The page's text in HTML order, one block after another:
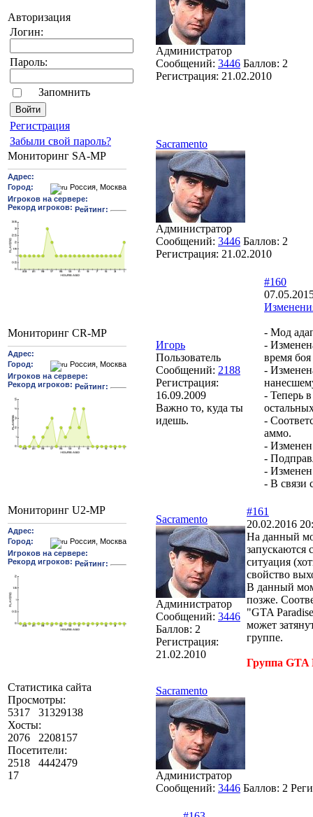
Авторизация
Логин:
Пароль:
Запомнить
Pегиcтрaция
Забыли свой пароль?
Мониторинг SA-MP
Мониторинг CR-MP
Мониторинг U2-MP
Статистика сайта
Просмотры:
5317
31329138
Хосты:
2076
2208157
Посетители:
2518
4442479
17
Администратор
Сообщений: 3446 Баллов: 2
Регистрация: 21.02.2010
Sacramento
Администратор
Сообщений: 3446 Баллов: 2
Регистрация: 21.02.2010
Игорь
Пользователь
Сообщений: 2188
Регистрация:
16.09.2009
Важно то, куда ты
идешь.
#160
- Мод
-
время
-
- Теперь
-
аммо.
-
-
- Изменен
- В связи
Sacramento
Администратор
Сообщений: 3446
Баллов: 2
Регистрация:
21.02.2010
#161
20.02.2016
На данный
запускаются
ситуация
свойство
В данный
позже.
"GTA
может
группе.
Группа GTA
Sacramento
Администратор
Сообщений: 3446 Баллов: 2